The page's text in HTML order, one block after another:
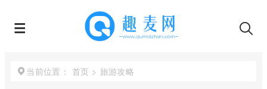
当前位置： 首页 > 旅游攻略